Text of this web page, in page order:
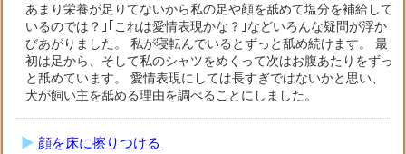
あまり栄養が足りてないから私の足や顔を舐めて塩分を補給して
いるのでは？｣｢これは愛情表現かな？｣などいろんな疑問が浮か
びあがりました。 私が寝転んでいるとずっと舐め続けます。 最
初は足から、そして私のシャツをめくって次はお腹あたりをずっ
と舐めています。 愛情表現にしては長すぎではないかと思い、
犬が飼い主を舐める理由を調べることにしました。
顔を床に擦りつける